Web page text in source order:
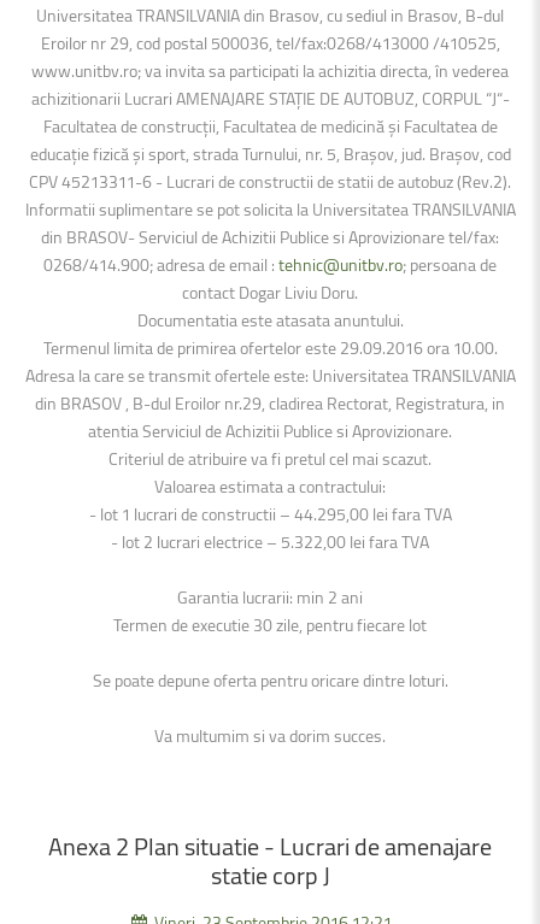
Universitatea TRANSILVANIA din Brasov, cu sediul in Brasov, B-dul
Eroilor nr 29, cod postal 500036, tel/fax:0268/413000 /410525,
www.unitbv.ro; va invita sa participati la achizitia directa, în vederea
achizitionarii Lucrari AMENAJARE STAȚIE DE AUTOBUZ, CORPUL “J“-
Facultatea de construcții, Facultatea de medicină și Facultatea de
educație fizică și sport, strada Turnului, nr. 5, Brașov, jud. Brașov, cod
CPV 45213311-6 - Lucrari de constructii de statii de autobuz (Rev.2).
Informatii suplimentare se pot solicita la Universitatea TRANSILVANIA
din BRASOV- Serviciul de Achizitii Publice si Aprovizionare tel/fax:
0268/414.900; adresa de email :tehnic@unitbv.ro; persoana de
contact Dogar Liviu Doru.
Documentatia este atasata anuntului.
Termenul limita de primirea ofertelor este 29.09.2016 ora 10.00.
Adresa la care se transmit ofertele este: Universitatea TRANSILVANIA
din BRASOV , B-dul Eroilor nr.29, cladirea Rectorat, Registratura, in
atentia Serviciul de Achizitii Publice si Aprovizionare.
Criteriul de atribuire va fi pretul cel mai scazut.
Valoarea estimata a contractului:
- lot 1 lucrari de constructii – 44.295,00 lei fara TVA
- lot 2 lucrari electrice – 5.322,00 lei fara TVA
Garantia lucrarii: min 2 ani
Termen de executie 30 zile, pentru fiecare lot
Se poate depune oferta pentru oricare dintre loturi.
Va multumim si va dorim succes.
Anexa2Plansituatie-Lucrarideamenajare
statiecorpJ